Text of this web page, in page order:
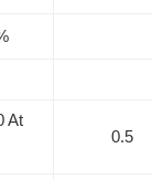
At
0.5